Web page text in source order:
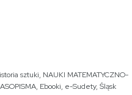
sztuki, NAUKI MATEMATYCZNO-
, Ebooki, e-Sudety, Śląsk